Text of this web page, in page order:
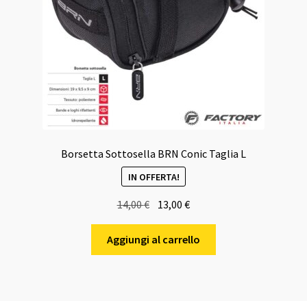
Borsetta Sottosella BRN Conic Taglia L
IN OFFERTA!
14,00€
prezzo
originale
era:
13,00€Il
prezzo
attuale
è:
Aggiungi al carrello